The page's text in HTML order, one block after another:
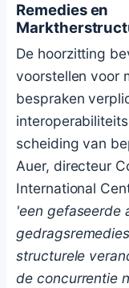
Remedies en
De hoorzitting
voorstellen voor
bespraken
scheiding van
Auer, directeur
International
'een gefaseerde
structurele
de concurrentie